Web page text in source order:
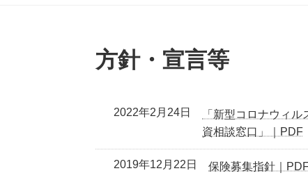
方針・宣言等
2022年2月24日
「新型コロナウィ
資相談窓口」｜PDF
2019年12月22日 保険募集指針｜